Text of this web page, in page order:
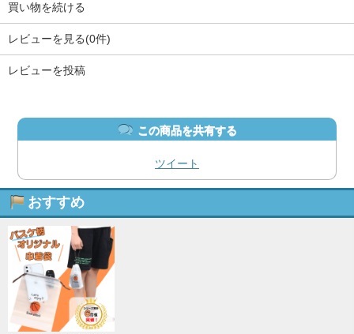
買い物を続ける
レビューを見る(0件)
レビューを投稿
この商品を共有する
ツイート
おすすめ